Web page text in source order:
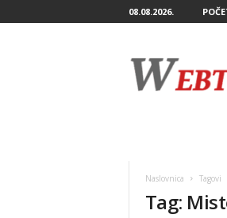
08.08.2026.
Naslovnica Tagovi
Tag: